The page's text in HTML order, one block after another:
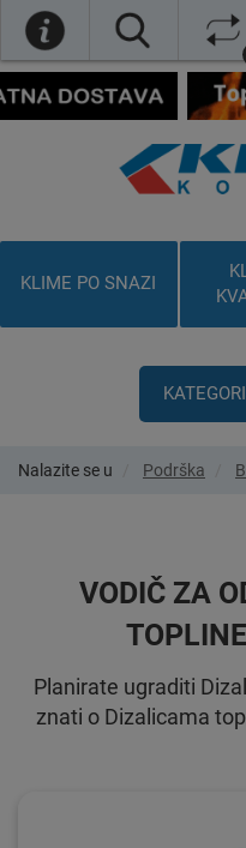
KLIME PO SNAZI
Nalazite se u Podrška
VODIČ ZA
Planirate ugraditi
znati o Dizalicama